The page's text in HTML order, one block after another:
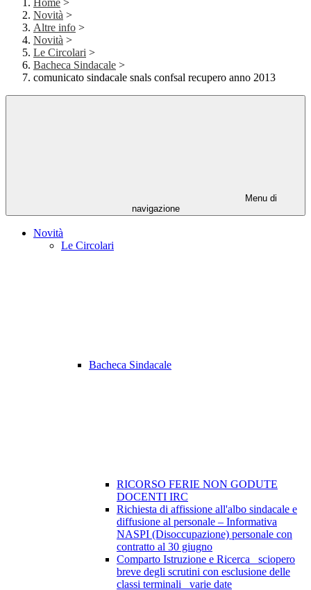
Home >
Novità >
Altre info >
Novità >
Le Circolari >
Bacheca Sindacale >
comunicato sindacale snals confsal recupero anno 2013
Menu di
navigazione
Novità
Le Circolari
Bacheca Sindacale
RICORSO FERIE NON GODUTE
DOCENTI IRC
Richiesta di affissione all'albo sindacale e
diffusione al personale – Informativa
NASPI (Disoccupazione) personale con
contratto al 30 giugno
Comparto Istruzione e Ricerca_ sciopero
breve degli scrutini con esclusione delle
classi terminali_ varie date